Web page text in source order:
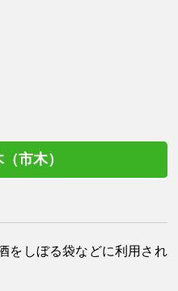
市木）
をしぼる袋などに利用され